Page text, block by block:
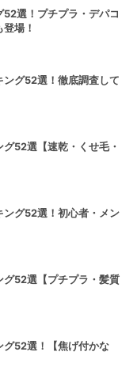
選！プチプラ・デパコ
場！
ング52選！徹底調査して
52選【速乾・くせ毛・
ング52選！初心者・メン
グ52選【プチプラ・髪質
グ52選！【焦げ付かな